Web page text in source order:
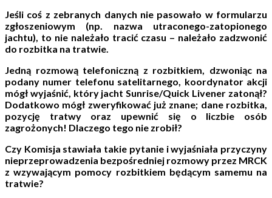
Jeśli coś z zebranych danych nie pasowało w formularzu
zgłoszeniowym (np. nazwa utraconego-zatopionego
jachtu), to nie należało tracić czasu – należało zadzwonić
do rozbitka na tratwie.
Jedną rozmową telefoniczną z rozbitkiem, dzwoniąc na
podany numer telefonu satelitarnego, koordynator akcji
mógł wyjaśnić, który jacht Sunrise/Quick Livener zatonął?
Dodatkowo mógł zweryfikować już znane; dane rozbitka,
pozycję tratwy oraz upewnić się o liczbie osób
zagrożonych! Dlaczego tego nie zrobił?
Czy Komisja stawiała takie pytanie i wyjaśniała przyczyny
nieprzeprowadzenia bezpośredniej rozmowy przez MRCK
z wzywającym pomocy rozbitkiem będącym samemu na
tratwie?